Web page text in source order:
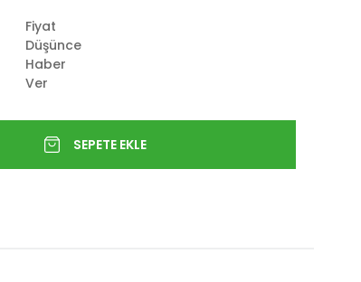
Fiyat
Düşünce
Haber
Ver